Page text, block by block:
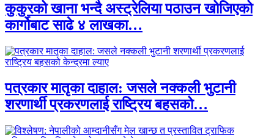
कुकुरको खाना भन्दै अस्ट्रेलिया पठाउन खोजिएको
कार्गोबाट साढे ४ लाखका…
पत्रकार मातृका दाहाल: जसले नक्कली भुटानी
शरणार्थी प्रकरणलाई राष्ट्रिय बहसको…